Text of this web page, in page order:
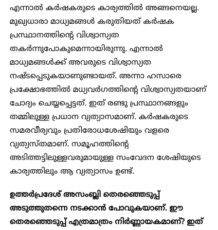
എന്നാൽ കർഷകരുടെ കാര്യത്തിൽ അങ്ങനെയല്ല.
മുഖ്യധാരാ മാധ്യമങ്ങൾ കരുതിയത് കർഷക
പ്രസ്ഥാനത്തിന്റെ വിശ്വാസ്യത
തകർന്നുപോകുമെന്നായിരുന്നു. എന്നാൽ
മാധ്യമങ്ങൾക്ക് അവരുടെ വിശ്വാസ്യത
നഷ്ടപ്പെടുകയാണുണ്ടായത്. അന്നാ ഹസാരെ
പ്രക്ഷോഭത്തിൽ മധ്യവർഗത്തിന്റെ വിശ്വാസ്യതയാണ്
ചോദ്യം ചെയ്യപ്പെട്ടത്. ഇത് രണ്ടു പ്രസ്ഥാനങ്ങളും
തമ്മിലുള്ള പ്രധാന വ്യത്യാസമാണ്. കർഷകരുടെ
സമരവീര്യവും പ്രതിരോധശേഷിയും വളരെ
വ്യത്യസ്തമാണ്. സമൂഹത്തിന്റെ
അടിത്തട്ടിലുള്ളവരുമായുള്ള സംവേദന ശേഷിയുടെ
കാര്യത്തിലും ആ വ്യത്യാസം ഉണ്ട്.
ഉത്തർപ്രദേശ് അസംബ്ലി തെരഞ്ഞെടുപ്പ്
അടുത്തുതന്നെ നടക്കാൻ പോവുകയാണ്. ഈ
തെരഞ്ഞെടുപ്പ് എത്രമാത്രം നിർണ്ണായകമാണ്? ഇത്